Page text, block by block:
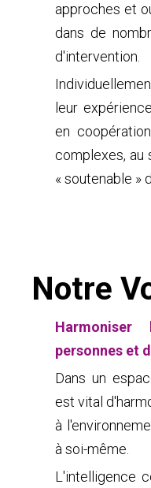
approches et
dans de
d'intervention.
leur
en
complexes, au
« soutenable »
Notre
Harmoniser
personnes et
Dans un
est vital
à
à soi-même.
L'intelligence